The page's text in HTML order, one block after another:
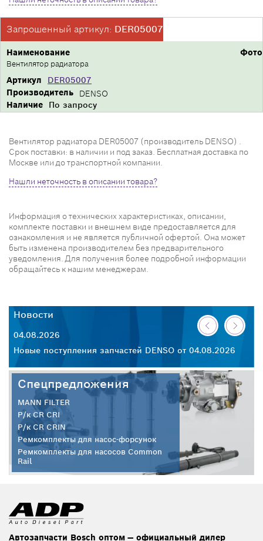
Запрошенный артикул: DER05007
Фото
Производитель DENSO
Артикул DER05007
Наименование
Вентилятор радиатора
Наличие По запросу
Вентилятор радиатора DER05007 (производитель DENSO) .
Срок поставки: в наличии и под заказ. Бесплатная доставка по
Москве или до транспортной компании.
Нашли неточность в описании товара?
Информация о технических характеристиках, описании,
комплекте поставки и внешнем виде предоставляется для
ознакомления и не является публичной офертой. Она может
быть изменена производителем без предварительного
уведомления. Для получения более подробной информации
обращайтесь к нашим менеджерам.
Новости
04.08.2026
Новые поступления запчастей DENSO от 04.08.2026
Спецпредложения
MANN FILTER
Р/к CR CRI
Р/к CR CRIN
Ремкомплекты для насос-форсунок
Ремкомплекты для насосов Common
Rail
Автозапчасти Bosch оптом — официальный дилер